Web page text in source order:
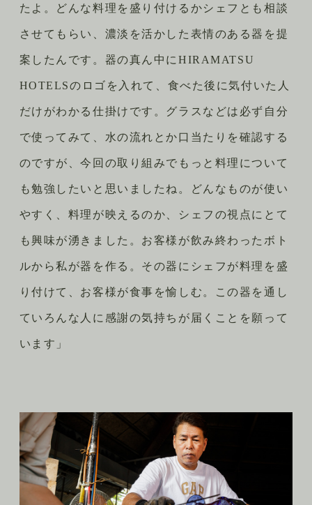
たよ。どんな料理を盛り付けるかシェフとも相談
させてもらい、濃淡を活かした表情のある器を提
案したんです。器の真ん中にHIRAMATSU
HOTELSのロゴを入れて、食べた後に気付いた人
だけがわかる仕掛けです。グラスなどは必ず自分
で使ってみて、水の流れとか口当たりを確認する
のですが、今回の取り組みでもっと料理について
も勉強したいと思いましたね。どんなものが使い
やすく、料理が映えるのか、シェフの視点にとて
も興味が湧きました。お客様が飲み終わったボト
ルから私が器を作る。その器にシェフが料理を盛
り付けて、お客様が食事を愉しむ。この器を通し
ていろんな人に感謝の気持ちが届くことを願って
います」